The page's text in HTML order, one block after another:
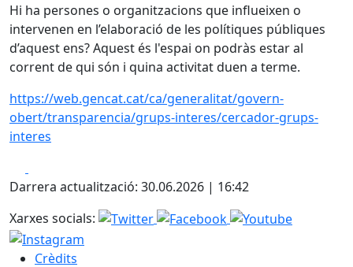
Hi ha persones o organitzacions que influeixen o
intervenen en l’elaboració de les polítiques públiques
d’aquest ens? Aquest és l'espai on podràs estar al
corrent de qui són i quina activitat duen a terme.
https://web.gencat.cat/ca/generalitat/govern-
obert/transparencia/grups-interes/cercador-grups-
interes
Darrera actualització: 30.06.2026 | 16:42
Xarxes socials:
Crèdits